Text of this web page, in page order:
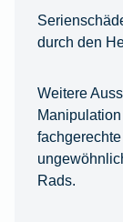
durch den
Weitere
Rads.